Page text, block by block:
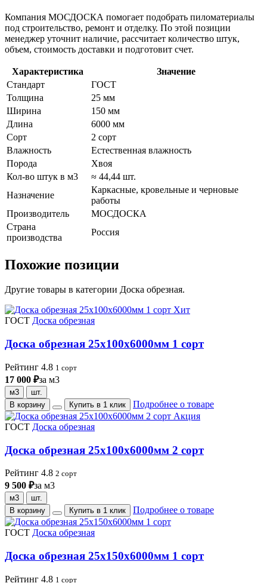
Компания МОСДОСКА помогает подобрать пиломатериалы
под строительство, ремонт и отделку. По этой позиции
менеджер уточнит наличие, рассчитает количество штук,
объем, стоимость доставки и подготовит счет.
Характеристика
Значение
Стандарт
ГОСТ
Толщина
25 мм
Ширина
150 мм
Длина
6000 мм
Сорт
2 сорт
Влажность
Естественная влажность
Порода
Хвоя
Кол-во штук в м3
≈ 44,44 шт.
Назначение
Каркасные, кровельные и черновые
работы
Производитель
МОСДОСКА
Страна
производства
Россия
Похожие позиции
Другие товары в категории Доска обрезная.
Хит
ГОСТ Доска обрезная
Доска обрезная 25х100х6000мм 1 сорт
Рейтинг 4.8 1 сорт
17 000 ₽за м3
м3
шт.
В корзину
Купить в 1 клик
Подробнее о товаре
Акция
ГОСТ Доска обрезная
Доска обрезная 25х100х6000мм 2 сорт
Рейтинг 4.8 2 сорт
9 500 ₽за м3
м3
шт.
В корзину
Купить в 1 клик Подробнее о товаре
ГОСТ Доска обрезная
Доска обрезная 25х150х6000мм 1 сорт
Рейтинг 4.8 1 сорт